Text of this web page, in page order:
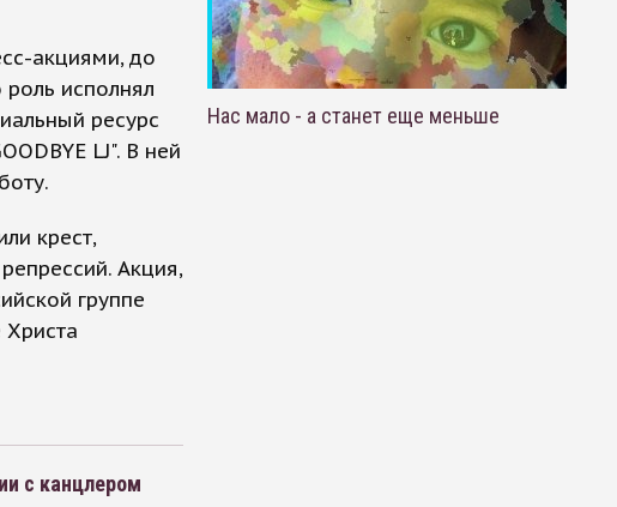
акциями, до
исполнял
ресурс
LJ". В ней
крест,
Акция,
группе
с канцлером
Нас мало - а станет еще меньше